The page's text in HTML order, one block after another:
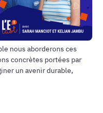
nous aborderons ces
concrètes portées par
un avenir durable,